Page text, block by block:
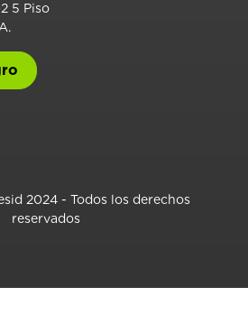
5 Piso
2024 - Todos los derechos
reservados